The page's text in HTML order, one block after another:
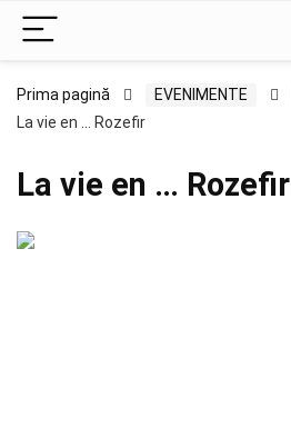
Prima pagină EVENIMENTE
La vie en … Rozefir
La vie en … Rozefir